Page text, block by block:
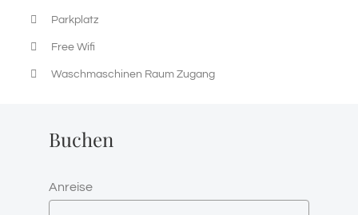
Parkplatz
Free Wifi
Waschmaschinen Raum Zugang
Buchen
Anreise